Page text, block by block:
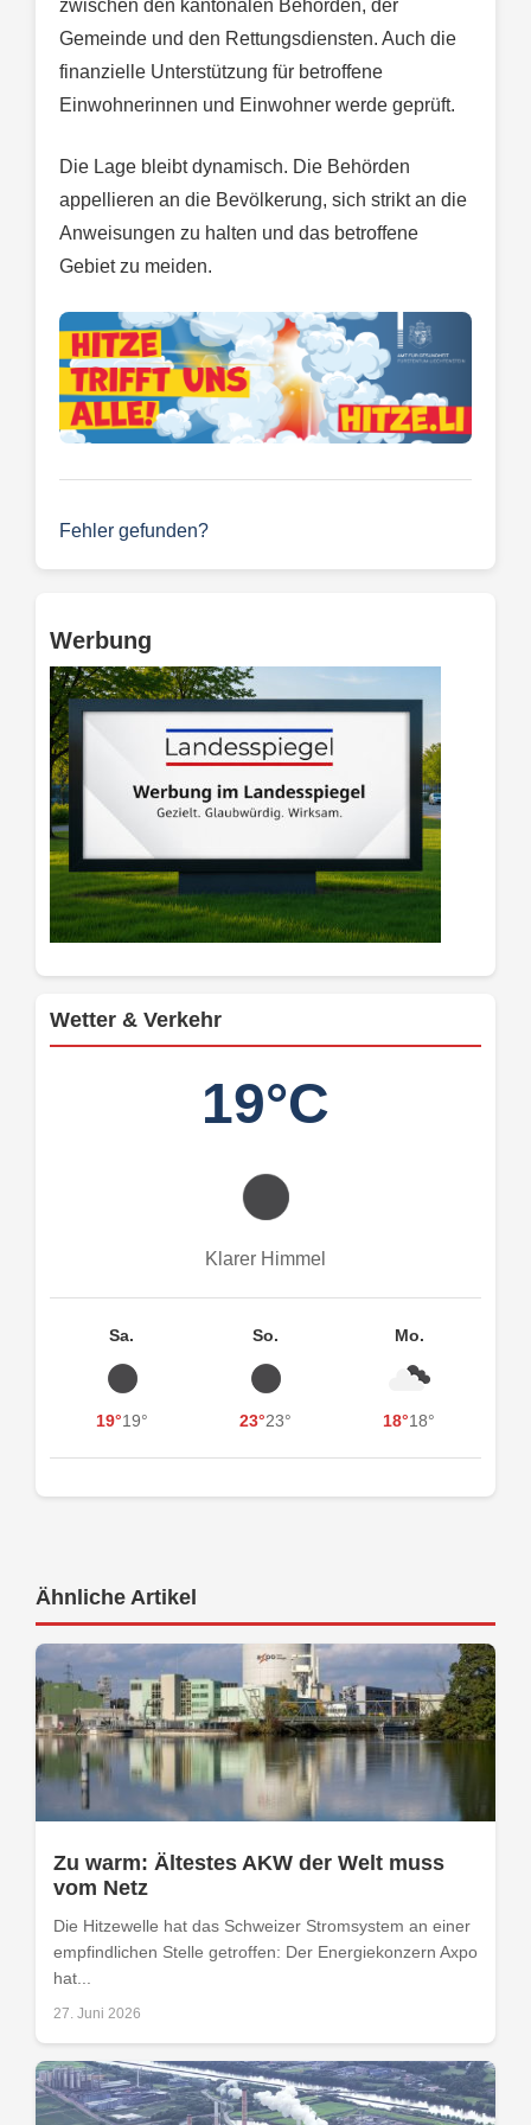
zwischen den kantonalen Behörden, der
Gemeinde und den Rettungsdiensten. Auch die
finanzielle Unterstützung für betroffene
Einwohnerinnen und Einwohner werde geprüft.
Die Lage bleibt dynamisch. Die Behörden
appellieren an die Bevölkerung, sich strikt an die
Anweisungen zu halten und das betroffene
Gebiet zu meiden.
Fehler gefunden?
Werbung
Wetter & Verkehr
19°C
Klarer Himmel
Sa.
19°19°
So.
23°23°
Mo.
18°18°
Ähnliche Artikel
Zu warm: Ältestes AKW der Welt muss
vom Netz
Die Hitzewelle hat das Schweizer Stromsystem an einer
empfindlichen Stelle getroffen: Der Energiekonzern Axpo
hat...
27. Juni 2026